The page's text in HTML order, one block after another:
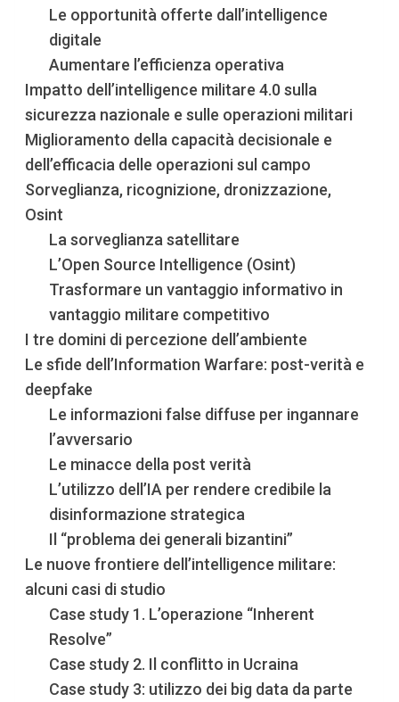
Le opportunità offerte dall’intelligence
digitale
Aumentare l’efficienza operativa
Impatto dell’intelligence militare 4.0 sulla
sicurezza nazionale e sulle operazioni militari
Miglioramento della capacità decisionale e
dell’efficacia delle operazioni sul campo
Sorveglianza, ricognizione, dronizzazione,
Osint
La sorveglianza satellitare
L’Open Source Intelligence (Osint)
Trasformare un vantaggio informativo in
vantaggio militare competitivo
I tre domini di percezione dell’ambiente
Le sfide dell’Information Warfare: post-verità e
deepfake
Le informazioni false diffuse per ingannare
l’avversario
Le minacce della post verità
L’utilizzo dell’IA per rendere credibile la
disinformazione strategica
Il “problema dei generali bizantini”
Le nuove frontiere dell’intelligence militare:
alcuni casi di studio
Case study 1. L’operazione “Inherent
Resolve”
Case study 2. Il conflitto in Ucraina
Case study 3: utilizzo dei big data da parte